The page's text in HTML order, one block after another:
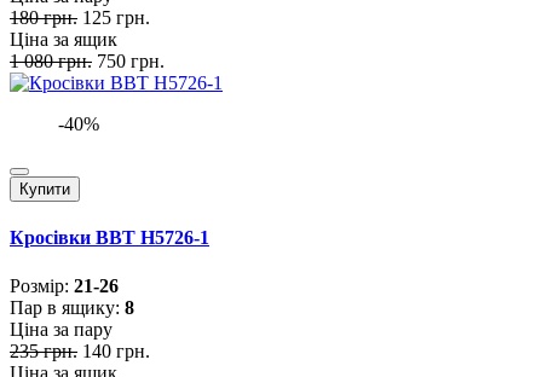
180 грн. 125 грн.
Ціна за ящик
1 080 грн. 750 грн.
-40%
Купити
Кросівки BBT H5726-1
Розмiр: 21-26
Пар в ящику: 8
Ціна за пару
235 грн. 140 грн.
Ціна за ящик